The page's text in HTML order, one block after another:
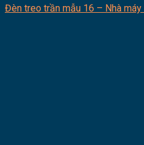
Đèn treo trần mẫu 16 – Nhà máy